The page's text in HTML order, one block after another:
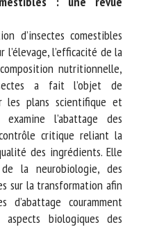
: Vers des normes
relatives aux
comestibles : une
d’insectes comestibles
l’efficacité de
et la composition
des insectes a fait
sur les plans
narrative examine
que point de contrôle
et la qualité
données issues de la
que les
le cadre de la